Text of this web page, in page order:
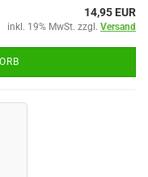
14,95 EUR
inkl. 19% MwSt. zzgl. Versand